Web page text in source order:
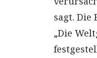
sagt. Die
„Die